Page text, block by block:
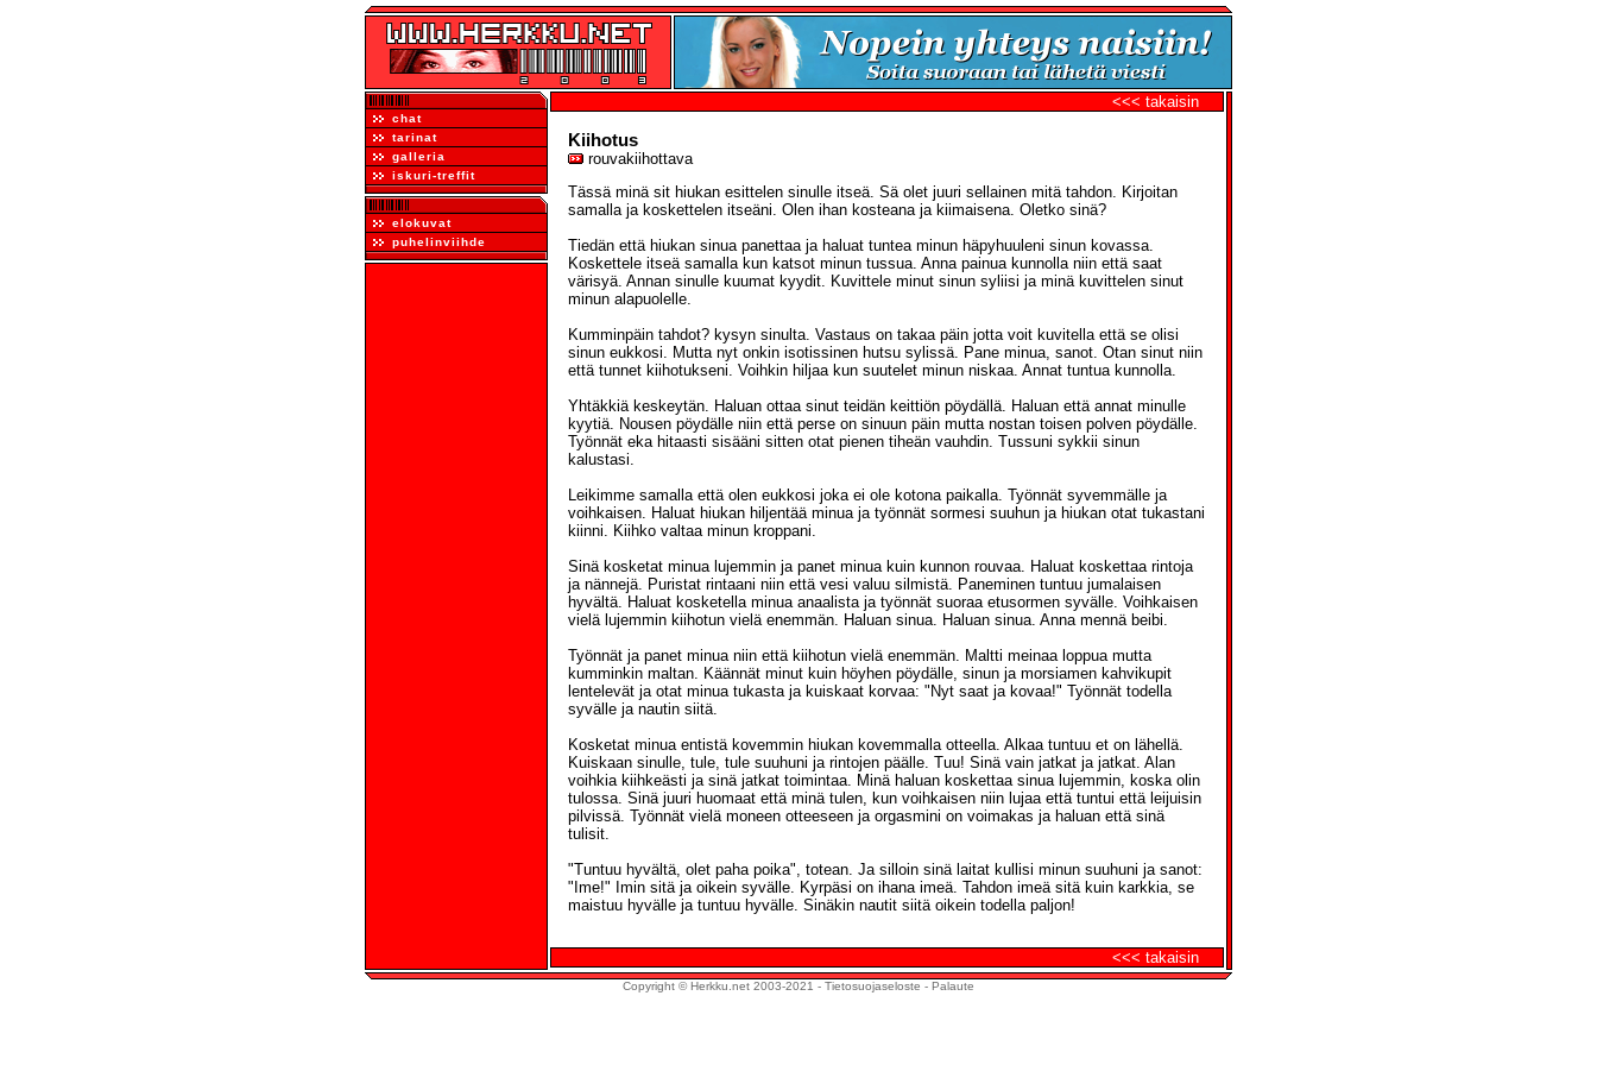
chat
tarinat
galleria
iskuri-treffit
elokuvat
puhelinviihde
<<< takaisin
Kiihotus
rouvakiihottava
Tässä minä sit hiukan esittelen sinulle itseä. Sä olet juuri sellainen mitä tahdon. Kirjoitan
samalla ja koskettelen itseäni. Olen ihan kosteana ja kiimaisena. Oletko sinä?
Tiedän että hiukan sinua panettaa ja haluat tuntea minun häpyhuuleni sinun kovassa.
Koskettele itseä samalla kun katsot minun tussua. Anna painua kunnolla niin että saat
värisyä. Annan sinulle kuumat kyydit. Kuvittele minut sinun syliisi ja minä kuvittelen sinut
minun alapuolelle.
Kumminpäin tahdot? kysyn sinulta. Vastaus on takaa päin jotta voit kuvitella että se olisi
sinun eukkosi. Mutta nyt onkin isotissinen hutsu sylissä. Pane minua, sanot. Otan sinut niin
että tunnet kiihotukseni. Voihkin hiljaa kun suutelet minun niskaa. Annat tuntua kunnolla.
Yhtäkkiä keskeytän. Haluan ottaa sinut teidän keittiön pöydällä. Haluan että annat minulle
kyytiä. Nousen pöydälle niin että perse on sinuun päin mutta nostan toisen polven pöydälle.
Työnnät eka hitaasti sisääni sitten otat pienen tiheän vauhdin. Tussuni sykkii sinun
kalustasi.
Leikimme samalla että olen eukkosi joka ei ole kotona paikalla. Työnnät syvemmälle ja
voihkaisen. Haluat hiukan hiljentää minua ja työnnät sormesi suuhun ja hiukan otat tukastani
kiinni. Kiihko valtaa minun kroppani.
Sinä kosketat minua lujemmin ja panet minua kuin kunnon rouvaa. Haluat koskettaa rintoja
ja nännejä. Puristat rintaani niin että vesi valuu silmistä. Paneminen tuntuu jumalaisen
hyvältä. Haluat kosketella minua anaalista ja työnnät suoraa etusormen syvälle. Voihkaisen
vielä lujemmin kiihotun vielä enemmän. Haluan sinua. Haluan sinua. Anna mennä beibi.
Työnnät ja panet minua niin että kiihotun vielä enemmän. Maltti meinaa loppua mutta
kumminkin maltan. Käännät minut kuin höyhen pöydälle, sinun ja morsiamen kahvikupit
lentelevät ja otat minua tukasta ja kuiskaat korvaa: "Nyt saat ja kovaa!" Työnnät todella
syvälle ja nautin siitä.
Kosketat minua entistä kovemmin hiukan kovemmalla otteella. Alkaa tuntuu et on lähellä.
Kuiskaan sinulle, tule, tule suuhuni ja rintojen päälle. Tuu! Sinä vain jatkat ja jatkat. Alan
voihkia kiihkeästi ja sinä jatkat toimintaa. Minä haluan koskettaa sinua lujemmin, koska olin
tulossa. Sinä juuri huomaat että minä tulen, kun voihkaisen niin lujaa että tuntui että leijuisin
pilvissä. Työnnät vielä moneen otteeseen ja orgasmini on voimakas ja haluan että sinä
tulisit.
"Tuntuu hyvältä, olet paha poika", totean. Ja silloin sinä laitat kullisi minun suuhuni ja sanot:
"Ime!" Imin sitä ja oikein syvälle. Kyrpäsi on ihana imeä. Tahdon imeä sitä kuin karkkia, se
maistuu hyvälle ja tuntuu hyvälle. Sinäkin nautit siitä oikein todella paljon!
<<< takaisin
Copyright © Herkku.net 2003-2021 - Tietosuojaseloste - Palaute